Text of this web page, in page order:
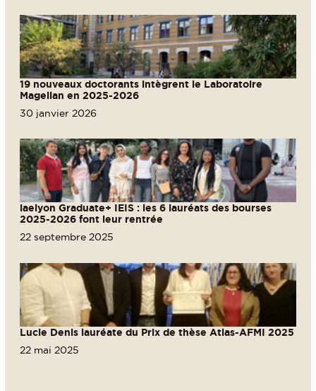
19 nouveaux doctorants intègrent le Laboratoire
Magellan en 2025-2026
30 janvier 2026
iaelyon Graduate+ IEIS : les 6 lauréats des bourses
2025-2026 font leur rentrée
22 septembre 2025
Lucie Denis lauréate du Prix de thèse Atlas-AFMI 2025
22 mai 2025